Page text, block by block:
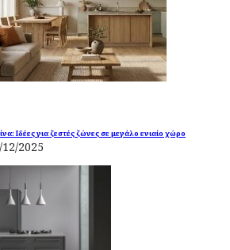
Ιδέες για ζεστές ζώνες σε μεγάλο ενιαίο χώρο
2025